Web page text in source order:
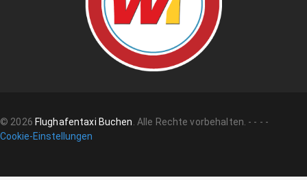
© 2026 Flughafentaxi Buchen. Alle Rechte vorbehalten. - - - -
Cookie-Einstellungen